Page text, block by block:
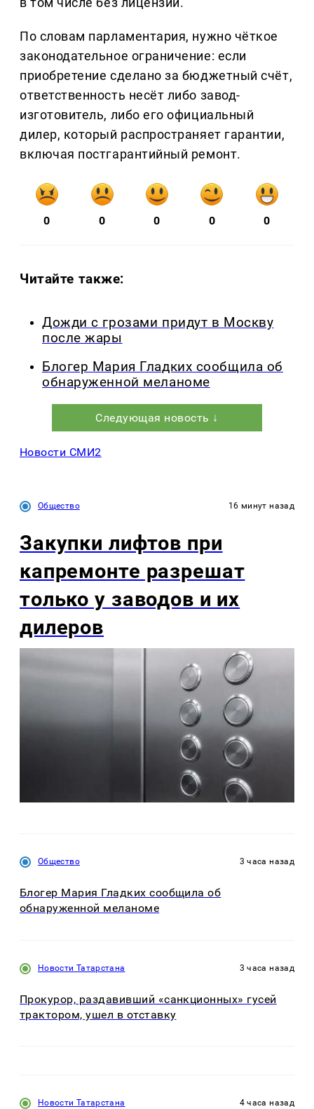
По словам парламентария, нужно чёткое
законодательное ограничение: если
приобретение сделано за бюджетный счёт,
ответственность несёт либо завод-
изготовитель, либо его официальный
дилер, который распространяет гарантии,
включая постгарантийный ремонт.
0 0 0 0 0
Читайте также:
Дожди с грозами придут в Москву
после жары
Блогер Мария Гладких сообщила об
обнаруженной меланоме
Следующая новость ↓
Новости СМИ2
Общество 16 минут назад
Закупки лифтов при
капремонте разрешат
только у заводов и их
дилеров
Общество 3 часа назад
Блогер Мария Гладких сообщила об
обнаруженной меланоме
Новости Татарстана 3 часа назад
Прокурор, раздавивший «санкционных» гусей
трактором, ушел в отставку
Новости Татарстана 4 часа назад